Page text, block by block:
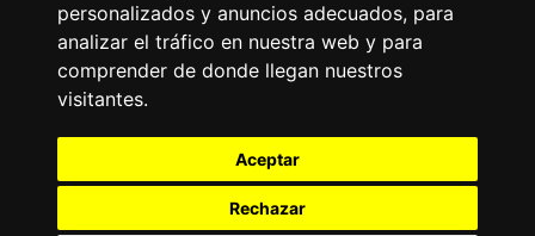
personalizados y anuncios adecuados, para
analizar el tráfico en nuestra web y para
comprender de donde llegan nuestros
visitantes.
Aceptar
Rechazar